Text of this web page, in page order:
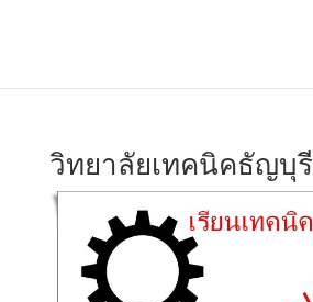
วิทยาลัยเทคนิคธัญบุรี